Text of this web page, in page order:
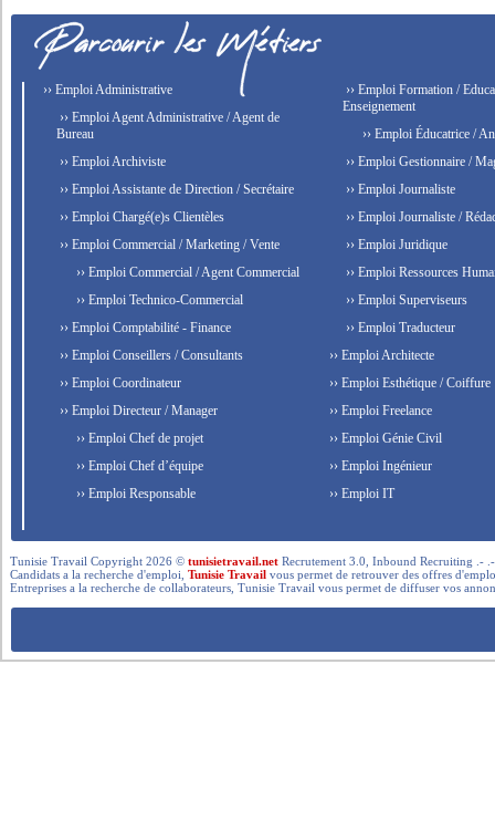
›› Emploi Administrative
›› Emploi Agent Administrative / Agent de
Bureau
›› Emploi Archiviste
›› Emploi Assistante de Direction / Secrétaire
›› Emploi Chargé(e)s Clientèles
›› Emploi Commercial / Marketing / Vente
›› Emploi Commercial / Agent Commercial
›› Emploi Technico-Commercial
›› Emploi Comptabilité - Finance
›› Emploi Conseillers / Consultants
›› Emploi Coordinateur
›› Emploi Directeur / Manager
›› Emploi Chef de projet
›› Emploi Chef d’équipe
›› Emploi Responsable
›› Emploi Formation /
Enseignement
›› Emploi Éducatrice /
›› Emploi Gestionnaire /
›› Emploi Journaliste
›› Emploi Journaliste /
›› Emploi Juridique
›› Emploi Ressources
›› Emploi Superviseurs
›› Emploi Traducteur
›› Emploi Architecte
›› Emploi Esthétique / Coiffure
›› Emploi Freelance
›› Emploi Génie Civil
›› Emploi Ingénieur
›› Emploi IT
Tunisie Travail Copyright 2026 ©tunisietravail.net Recrutement 3.0, Inbound Recruiting .-
Candidats a la recherche d'emploi,Tunisie Travail vous permet de retrouver des offres
Entreprises a la recherche de collaborateurs, Tunisie Travail vous permet de diffuser vos